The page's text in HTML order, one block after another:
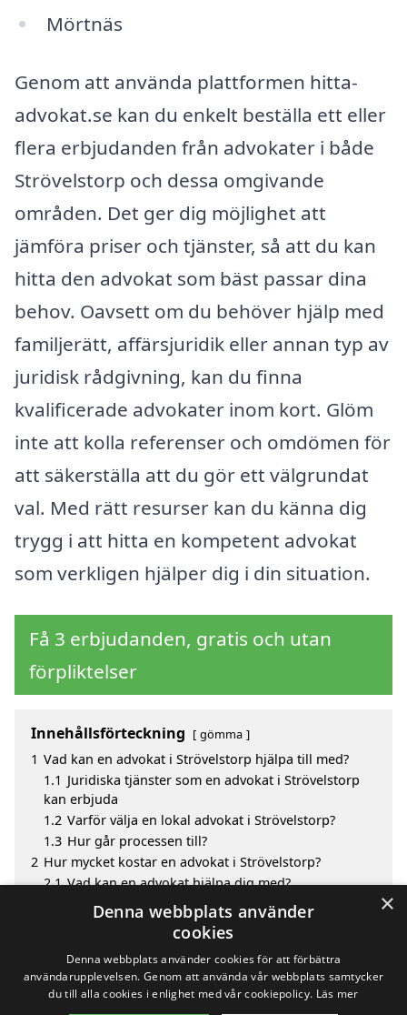
Mörtnäs
Genom att använda plattformen hitta-
advokat.se kan du enkelt beställa ett eller
flera erbjudanden från advokater i både
Strövelstorp och dessa omgivande
områden. Det ger dig möjlighet att
jämföra priser och tjänster, så att du kan
hitta den advokat som bäst passar dina
behov. Oavsett om du behöver hjälp med
familjerätt, affärsjuridik eller annan typ av
juridisk rådgivning, kan du finna
kvalificerade advokater inom kort. Glöm
inte att kolla referenser och omdömen för
att säkerställa att du gör ett välgrundat
val. Med rätt resurser kan du känna dig
trygg i att hitta en kompetent advokat
som verkligen hjälper dig i din situation.
Få 3 erbjudanden, gratis och utan
förpliktelser
Innehållsförteckning gömma
1 Vad kan en advokat i Strövelstorp hjälpa till med?
1.1 Juridiska tjänster som en advokat i Strövelstorp
kan erbjuda
1.2 Varför välja en lokal advokat i Strövelstorp?
1.3 Hur går processen till?
2 Hur mycket kostar en advokat i Strövelstorp?
2.1 Vad kan en advokat hjälpa dig med?
Fördelar med att välja advokat i Strövelstorp
Sök efter en skicklig advokat i de omgivande
×
Denna webbplats använder
cookies
Denna webbplats använder cookies för att förbättra
användarupplevelsen. Genom att använda vår webbplats samtycker
du till alla cookies i enlighet med vår cookiepolicy. Läs mer